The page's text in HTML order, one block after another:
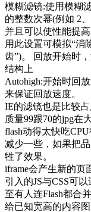
模糊滤镜:使用模糊
的整数次幂(例如 2
并且可以使性能提
用此设置可模拟“消
齿”)。 回放开始时
结构上
Autohigh:开始时回
来保证回放速度。
IE的滤镜也是比较
质量99跟70的jpg在
flash动得太快吃
减少一些，如果把
牲了效果。
iframe会产生新的页
引入的JS与CSS可
至有人连Flash都合并
给已知宽高的内容